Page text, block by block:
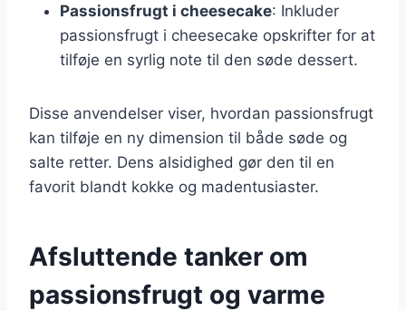
Passionsfrugt i cheesecake: Inkluder
passionsfrugt i cheesecake opskrifter for at
tilføje en syrlig note til den søde dessert.
Disse anvendelser viser, hvordan passionsfrugt
kan tilføje en ny dimension til både søde og
salte retter. Dens alsidighed gør den til en
favorit blandt kokke og madentusiaster.
Afsluttende tanker om
passionsfrugt og varme